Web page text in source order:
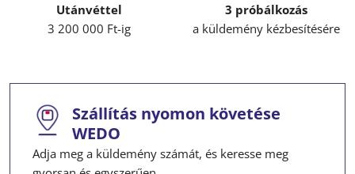
Utánvéttel
3 200 000 Ft-ig
3 próbálkozás
a küldemény kézbesítésére
Szállítás nyomon követése
WEDO
Adja meg a küldemény számát, és keresse meg